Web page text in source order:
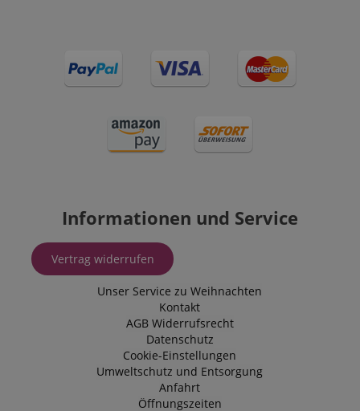
Informationen und Service
Vertrag widerrufen
Unser Service zu Weihnachten
Kontakt
AGB Widerrufsrecht
Datenschutz
Cookie-Einstellungen
Umweltschutz und Entsorgung
Anfahrt
Öffnungszeiten